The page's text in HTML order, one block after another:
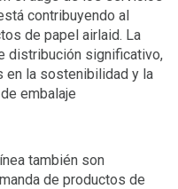
contribuyendo al
de papel airlaid. La
distribución significativo,
en la sostenibilidad y la
embalaje
también son
de productos de